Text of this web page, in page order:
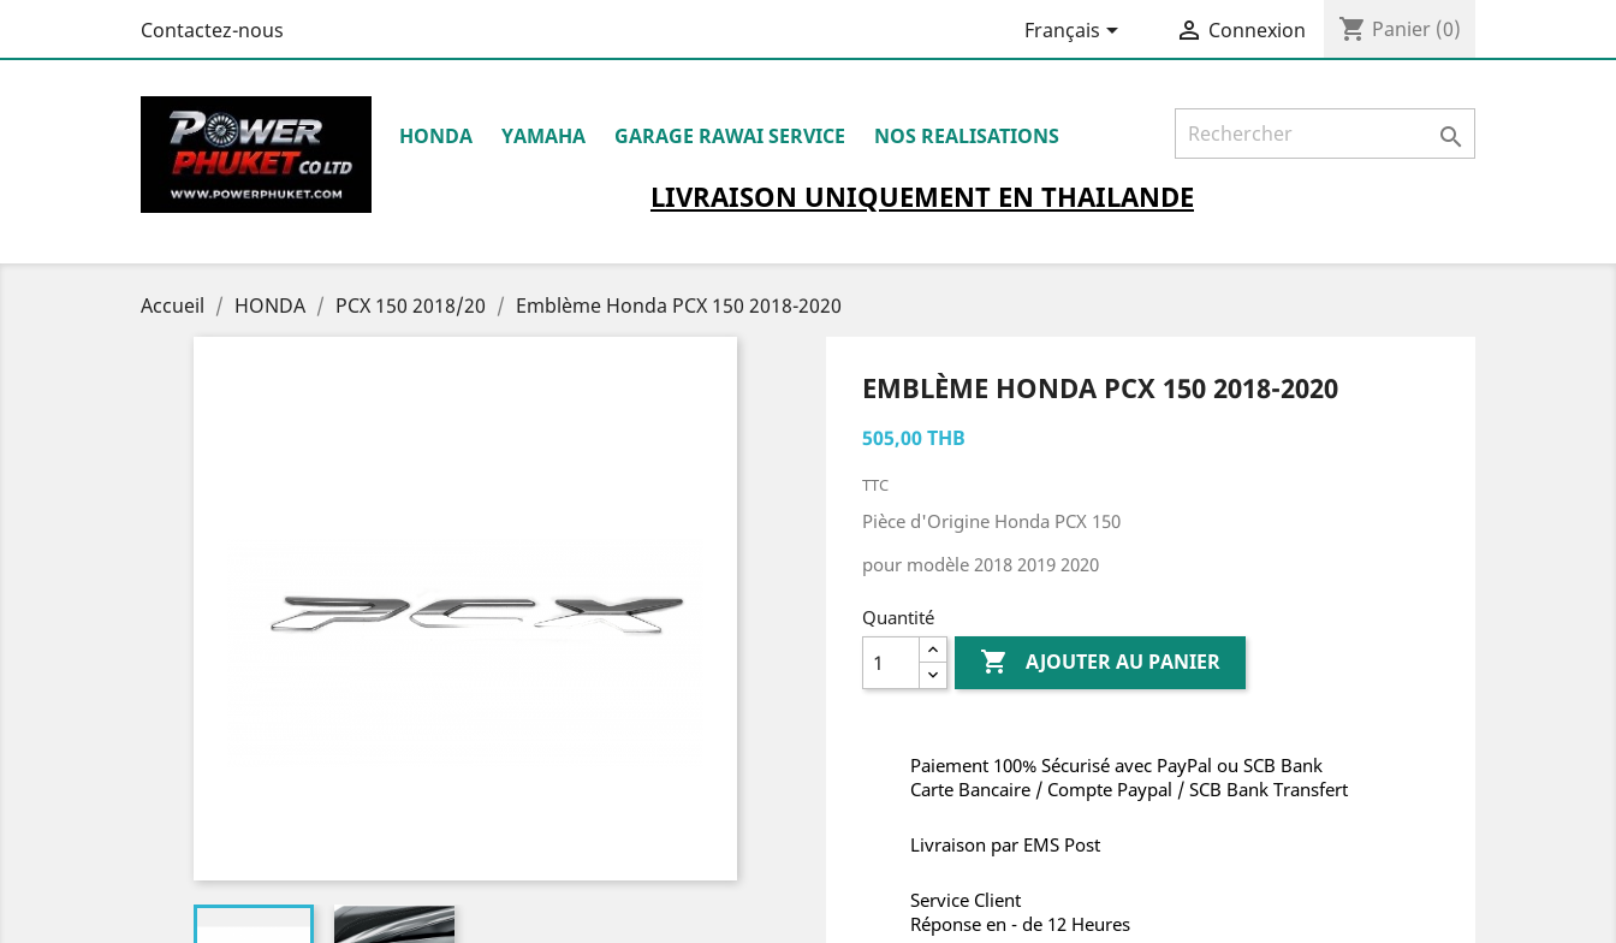
Contactez-nous Français  Connexion shopping_cart Panier (0)
HONDA YAMAHA GARAGE RAWAI SERVICE NOS REALISATIONS 
LIVRAISON UNIQUEMENTEN THAILANDE
Accueil HONDA PCX 150 2018/20 Emblème Honda PCX 150 2018-2020
EMBLÈME HONDA PCX 150 2018-2020
505,00 THB
TTC
Pièce d'Origine Honda PCX 150
pour modèle 2018 2019 2020
Quantité
 AJOUTER AU PANIER
Paiement 100% Sécurisé avec PayPal ou SCB Bank
Carte Bancaire / Compte Paypal / SCB Bank Transfert
Livraison par EMS Post
Service Client
Réponse en - de 12 Heures